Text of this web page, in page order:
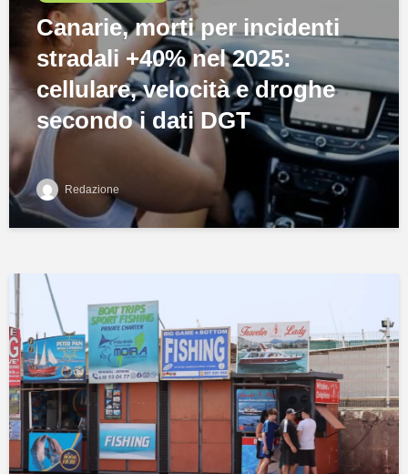
Canarie, morti per incidenti
stradali +40% nel 2025:
cellulare, velocità e droghe
secondo i dati DGT
Redazione